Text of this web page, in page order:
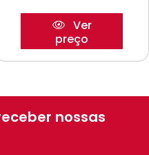
Ver
preço
nossas